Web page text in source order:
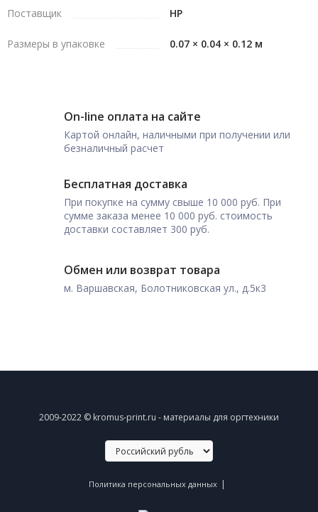
Поставщик HP
Размеры в упаковке 0.07 × 0.04 × 0.12 м
On-line оплата на сайте
Картой онлайн, наличными при получении или
безналичный расчет
Бесплатная доставка
При покупке на сумму свыше 10 000 руб. При
сумме заказа менее 10 000 руб. стоимость
доставки составляет 300 руб.
Обмен или возврат товара
м. Варшавская, Болотниковская ул., д.5к3
2009-2022 © kromus-print.ru - материалы для оргтехники
Политика персональных данных |